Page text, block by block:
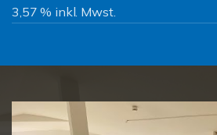
3,57 % inkl. Mwst.